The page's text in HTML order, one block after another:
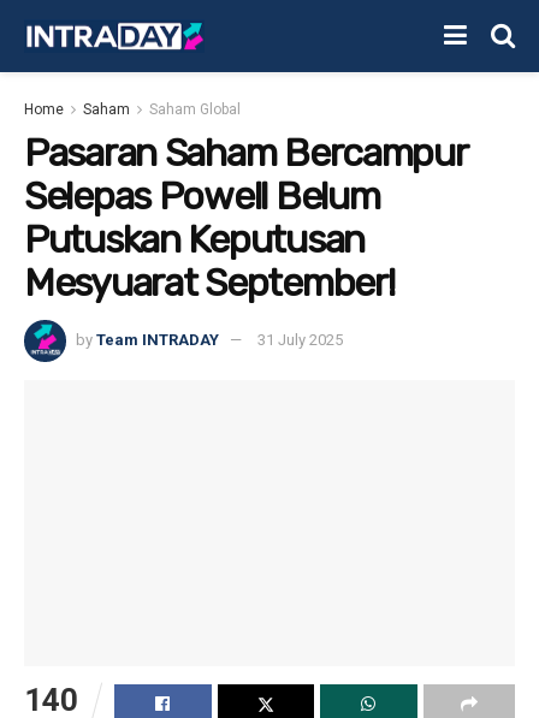
Home Saham Saham Global
Pasaran Saham Bercampur
Selepas Powell Belum
Putuskan Keputusan
Mesyuarat September!
by Team INTRADAY 31 July 2025
140